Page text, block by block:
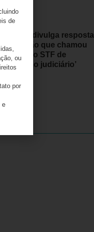
05/08/2026
ANAPcD divulga resposta
ao Estadão que chamou
decisão do STF de
judiciário’
08/2026
de
ou
por
e